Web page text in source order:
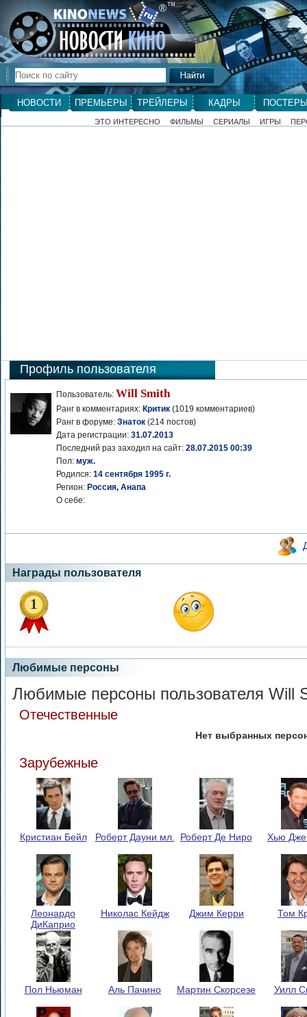
®ТМ
НОВОСТИ ПРЕМЬЕРЫ ТРЕЙЛЕРЫ КАДРЫ
ЭТО ИНТЕРЕСНО ФИЛЬМЫ СЕРИАЛЫ ИГРЫ
Профиль пользователя
Пользователь: Will Smith
Ранг в комментариях: Критик (1019 комментариев)
Ранг в форуме: Знаток (214 постов)
Дата регистрации: 31.07.2013
Последний раз заходил на сайт: 28.07.2015 00:39
Пол: муж.
Родился: 14 сентября 1995 г.
Регион: Россия, Анапа
О себе:
Награды пользователя
1
Любимые персоны
Любимые персоны пользователя Will
Отечественные
Нет выбранных
Зарубежные
Кристиан Бейл Роберт Дауни мл. Роберт Де Ниро Хью
Леонардо
ДиКаприо
Николас Кейдж Джим Керри Том
Пол Ньюман Аль Пачино Мартин Скорсезе Уилл